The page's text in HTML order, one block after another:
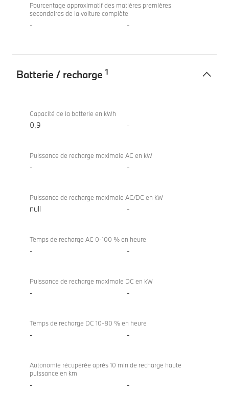
Pourcentage approximatif des matières premières
secondaires de la voiture complète
- -
Batterie / recharge 1
recharge
520d
Berline
Capacité de la batterie en kWh
0,9 -
Puissance de recharge maximale AC en kW
- -
Puissance de recharge maximale AC/DC en kW
null -
Temps de recharge AC 0-100 % en heure
- -
Puissance de recharge maximale DC en kW
- -
Temps de recharge DC 10-80 % en heure
- -
Autonomie récupérée après 10 min de recharge haute
puissance en km
- -